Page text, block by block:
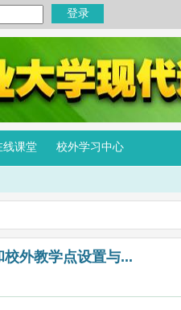
线课堂 校外学习中心
外教学点设置与...